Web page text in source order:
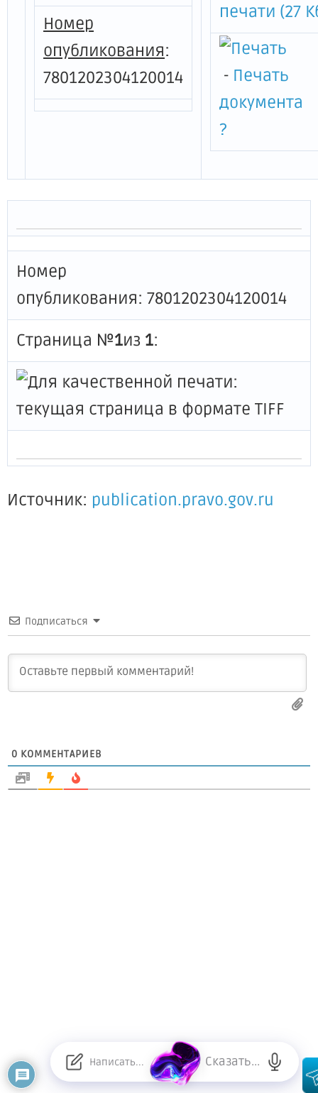
Номер
опубликования:
7801202304120014
печати (27
- Печать
документа
?
Номер
опубликования: 7801202304120014
Страница №1из 1:
Источник: publication.pravo.gov.ru
Подписаться
0 КОММЕНТАРИЕВ
Сказать...